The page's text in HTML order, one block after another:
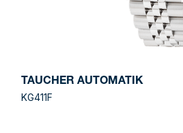
TAUCHER AUTOMATIK
KG411F